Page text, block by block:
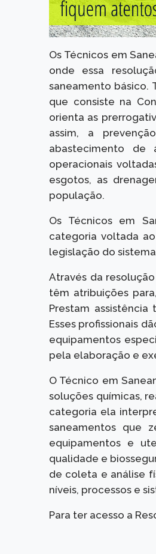
Os Técnicos em
onde essa
saneamento básico.
que consiste na
orienta as
assim, a
abastecimento de
operacionais
esgotos, as
população.
Os Técnicos em
categoria voltada
legislação do
Através da
têm atribuições
Prestam
Esses profissionais
equipamentos
pela elaboração e
O Técnico em
soluções químicas,
categoria ela
saneamentos que
equipamentos e
qualidade e
de coleta e análise
níveis, processos e
Para ter acesso a